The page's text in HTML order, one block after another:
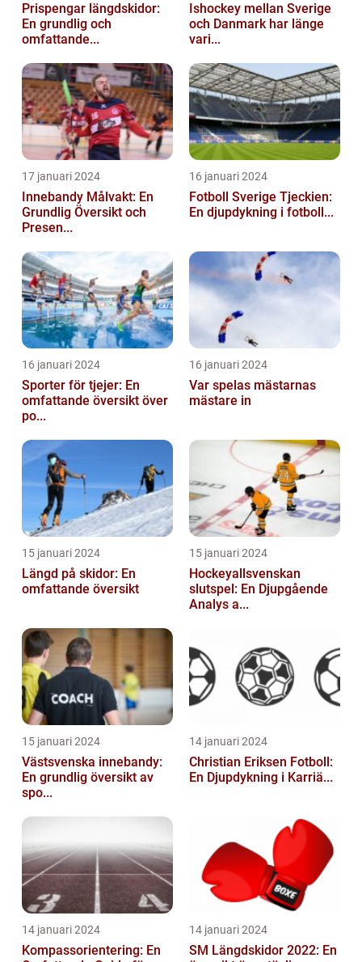
Prispengar längdskidor:
En grundlig och
omfattande...
Ishockey mellan Sverige
och Danmark har länge
vari...
17 januari 2024
Innebandy Målvakt: En
Grundlig Översikt och
Presen...
16 januari 2024
Fotboll Sverige Tjeckien:
En djupdykning i fotboll...
16 januari 2024
Sporter för tjejer: En
omfattande översikt över
po...
16 januari 2024
Var spelas mästarnas
mästare in
15 januari 2024
Längd på skidor: En
omfattande översikt
15 januari 2024
Hockeyallsvenskan
slutspel: En Djupgående
Analys a...
15 januari 2024
Västsvenska innebandy:
En grundlig översikt av
spo...
14 januari 2024
Christian Eriksen Fotboll:
En Djupdykning i Karriä...
14 januari 2024
Kompassorientering: En
14 januari 2024
SM Längdskidor 2022: En